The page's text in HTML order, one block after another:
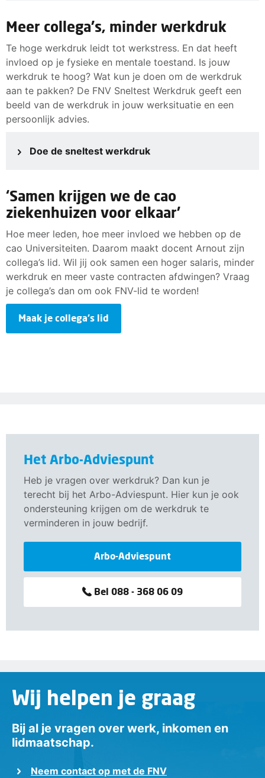
Meer collega's, minder werkdruk
Te hoge werkdruk leidt tot werkstress. En dat heeft
invloed op je fysieke en mentale toestand. Is jouw
werkdruk te hoog? Wat kun je doen om de werkdruk
aan te pakken? De FNV Sneltest Werkdruk geeft een
beeld van de werkdruk in jouw werksituatie en een
persoonlijk advies.
Doe de sneltest werkdruk
‘Samen krijgen we de cao
ziekenhuizen voor elkaar’
Hoe meer leden, hoe meer invloed we hebben op de
cao Universiteiten. Daarom maakt docent Arnout zijn
collega’s lid. Wil jij ook samen een hoger salaris, minder
werkdruk en meer vaste contracten afdwingen? Vraag
je collega’s dan om ook FNV-lid te worden!
Maak je collega's lid
Het Arbo-Adviespunt
Heb je vragen over werkdruk? Dan kun je
terecht bij het Arbo-Adviespunt. Hier kun je ook
ondersteuning krijgen om de werkdruk te
verminderen in jouw bedrijf.
Arbo-Adviespunt
Bel 088 - 368 06 09
Wij helpen je graag
Bij al je vragen over werk, inkomen en
lidmaatschap.
Neem contact op met de FNV